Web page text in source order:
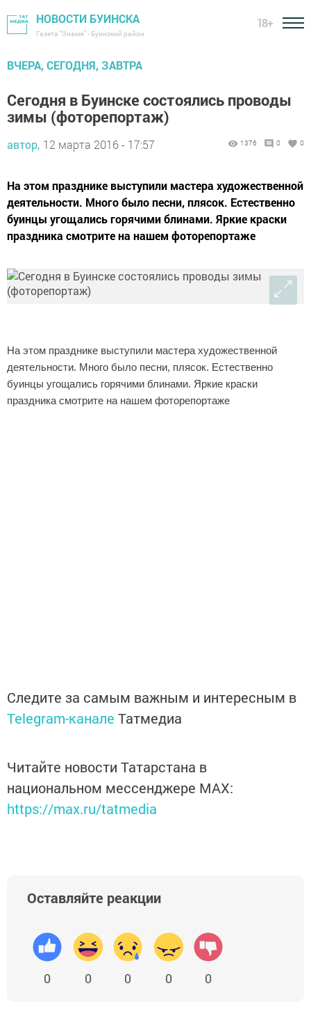
НОВОСТИ БУИНСКА
Газета "Знамя" - Буинский район
18+
ВЧЕРА, СЕГОДНЯ, ЗАВТРА
Сегодня в Буинске состоялись проводы
зимы (фоторепортаж)
автор, 12 марта 2016 - 17:57 1376 0 0
На этом празднике выступили мастера художественной
деятельности. Много было песни, плясок. Естественно
буинцы угощались горячими блинами. Яркие краски
праздника смотрите на нашем фоторепортаже
На этом празднике выступили мастера художественной
деятельности. Много было песни, плясок. Естественно
буинцы угощались горячими блинами. Яркие краски
праздника смотрите на нашем фоторепортаже
Следите за самым важным и интересным в
Telegram-канале Татмедиа
Читайте новости Татарстана в
национальном мессенджере MАХ:
https://max.ru/tatmedia
Оставляйте реакции
0 0 0 0 0